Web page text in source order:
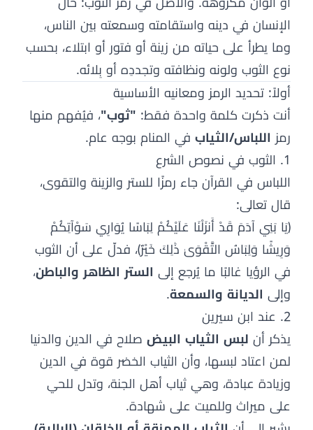
الإنسان في دينه واستقامته وسمعته بين الناس،
وما يطرأ على حياته من زينة أو فتور أو ابتلاء، بحسب
نوع الثوب ولونه ونظافته وتجددِه أو بِلائه.
أولاً: تحديد الرمز ومعانيه الأساسية
أنت ذكرت كلمة واحدة فقط: "ثوب"، فيُفهم منها
رمز اللباس/الثياب في المنام بوجه عام.
1. الثوب في نصوص الشرع
اللباس في القرآن جاء رمزًا للستر والزينة والتقوى،
قال تعالى:
﴿يَا بَنِي آدَمَ قَدْ أَنزَلْنَا عَلَيْكُمْ لِبَاسًا يُوَارِي سَوْآتِكُمْ
وَرِيشًا وَلِبَاسُ التَّقْوَىٰ ذَٰلِكَ خَيْرٌ﴾، فدلّ على أن الثوب
في الرؤيا غالبًا ما يُرجع إلى الستر الظاهر والباطن،
وإلى الديانة والسمعة.
2. عند ابن سيرين
يذكر أن لبس الثياب البيض صلاح في الدين والدنيا
لمن اعتاد لبسها، وأن الثياب الخضر قوة في الدين
وزيادة عبادة، وهي ثياب أهل الجنة، وتدل للحي
على ميراث وللميت على شهادة.